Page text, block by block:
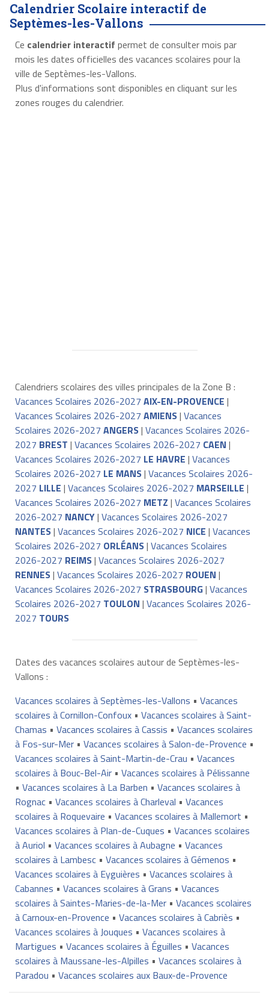
Calendrier Scolaire interactif de
Septèmes-les-Vallons
Ce calendrier interactif permet de consulter mois par
mois les dates officielles des vacances scolaires pour la
ville de Septèmes-les-Vallons.
Plus d'informations sont disponibles en cliquant sur les
zones rouges du calendrier.
Calendriers scolaires des villes principales de la Zone B :
Vacances Scolaires 2026-2027 AIX-EN-PROVENCE |
Vacances Scolaires 2026-2027 AMIENS| Vacances
Scolaires 2026-2027 ANGERS| Vacances Scolaires 2026-
2027 BREST | Vacances Scolaires 2026-2027 CAEN |
Vacances Scolaires 2026-2027 LE HAVRE | Vacances
Scolaires 2026-2027 LE MANS| Vacances Scolaires 2026-
2027 LILLE | Vacances Scolaires 2026-2027 MARSEILLE |
Vacances Scolaires 2026-2027 METZ | Vacances Scolaires
2026-2027 NANCY| Vacances Scolaires 2026-2027
NANTES| Vacances Scolaires 2026-2027 NICE | Vacances
Scolaires 2026-2027 ORLÉANS| Vacances Scolaires
2026-2027 REIMS| Vacances Scolaires 2026-2027
RENNES| Vacances Scolaires 2026-2027 ROUEN |
Vacances Scolaires 2026-2027 STRASBOURG| Vacances
Scolaires 2026-2027 TOULON | Vacances Scolaires 2026-
2027 TOURS
Dates des vacances scolaires autour de Septèmes-les-
Vallons :
Vacances scolaires à Septèmes-les-Vallons • Vacances
scolaires à Cornillon-Confoux• Vacances scolaires à Saint-
Chamas • Vacances scolaires à Cassis • Vacances scolaires
à Fos-sur-Mer• Vacances scolaires à Salon-de-Provence •
Vacances scolaires à Saint-Martin-de-Crau • Vacances
scolaires à Bouc-Bel-Air• Vacances scolaires à Pélissanne
• Vacances scolaires à La Barben • Vacances scolaires à
Rognac• Vacances scolaires à Charleval • Vacances
scolaires à Roquevaire • Vacances scolaires à Mallemort •
Vacances scolaires à Plan-de-Cuques • Vacances scolaires
à Auriol • Vacances scolaires à Aubagne • Vacances
scolaires à Lambesc• Vacances scolaires à Gémenos •
Vacances scolaires à Eyguières • Vacances scolaires à
Cabannes • Vacances scolaires à Grans • Vacances
scolaires à Saintes-Maries-de-la-Mer• Vacances scolaires
à Carnoux-en-Provence • Vacances scolaires à Cabriès •
Vacances scolaires à Jouques • Vacances scolaires à
Martigues • Vacances scolaires à Éguilles • Vacances
scolaires à Maussane-les-Alpilles • Vacances scolaires à
Paradou • Vacances scolaires aux Baux-de-Provence